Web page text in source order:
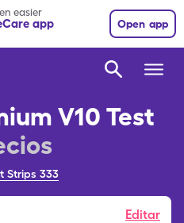
easier
app Open app
V10 Test
Strips 333
Editar